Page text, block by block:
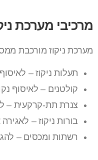
מרכיבי מערכת
מערכת ניקוז מורכבת
תעלות ניקוז –
קולטנים – לאיסוף
צנרת תת-קרקעית –
בורות ניקוז –
רשתות ומכסים –